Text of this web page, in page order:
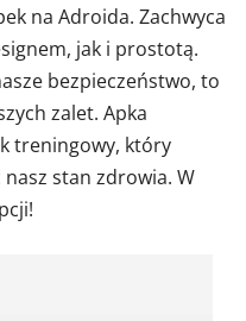
na Adroida. Zachwyca
jak i prostotą.
bezpieczeństwo, to
zalet. Apka
treningowy, który
stan zdrowia. W